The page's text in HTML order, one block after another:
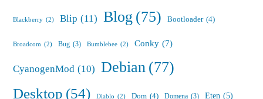
Blackberry (2) Blip (11) Blog(75) Bootloader (4)
Broadcom (2) Bug (3) Bumblebee (2) Conky (7)
CyanogenMod (10) Debian(77)
Desktop (54) Diablo (2) Dom (4) Domena (3) Eten (5)